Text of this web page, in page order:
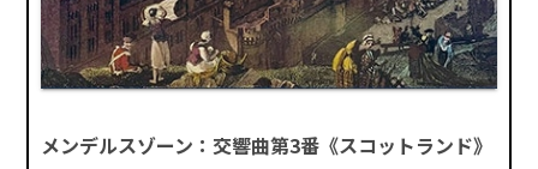
メンデルスゾーン：交響曲第3番《スコットランド》